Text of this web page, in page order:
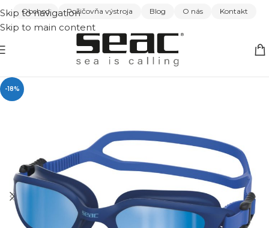
Skip to navigation
Skip to main content
Obchod Požičovňa výstroja Blog O nás Kontakt
-18%